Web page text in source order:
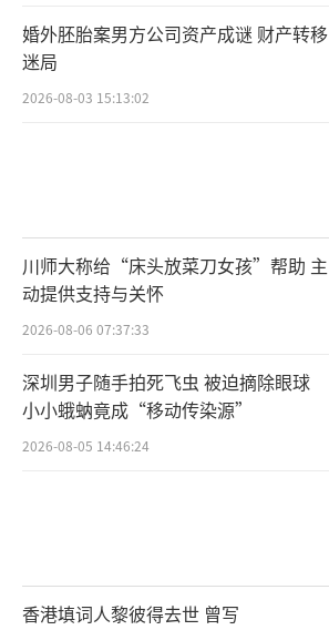
婚外胚胎案男方公司资产成谜 财产转移
迷局
2026-08-03 15:13:02
川师大称给“床头放菜刀女孩”帮助 主
动提供支持与关怀
2026-08-06 07:37:33
深圳男子随手拍死飞虫 被迫摘除眼球
小小蛾蚋竟成“移动传染源”
2026-08-05 14:46:24
香港填词人黎彼得去世 曾写